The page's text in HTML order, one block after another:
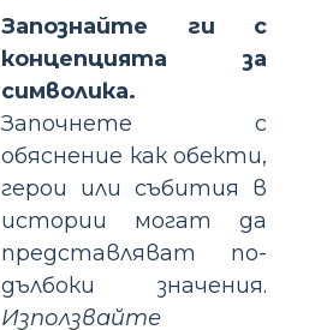
Запознайте ги с
концепцията за
символика.
Започнете с
обяснение как обекти,
герои или събития в
истории могат да
представляват по-
дълбоки значения.
Използвайте